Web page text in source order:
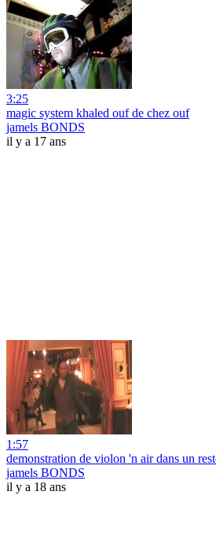
3:25
magic system khaled ouf de chez ouf
jamels BONDS
il y a 17 ans
1:57
demonstration de violon 'n air dans un
jamels BONDS
il y a 18 ans